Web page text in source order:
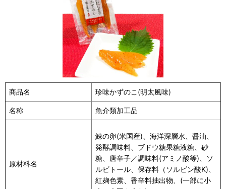
商品名 珍味かずのこ(明太風味)
名称 魚介類加工品
原材料名
鰊の卵(米国産)、海洋深層水、醤油、
発酵調味料、ブドウ糖果糖液糖、砂
糖、唐辛子／調味料(アミノ酸等)、ソ
ルビトール、保存料（ソルビン酸K)、
紅麹色素、香辛料抽出物、(一部に小